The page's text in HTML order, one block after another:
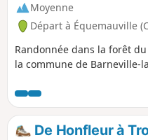
Moyenne
Départ à Équemauville
Randonnée dans la forêt
la commune de Barneville-
De Honfleur à